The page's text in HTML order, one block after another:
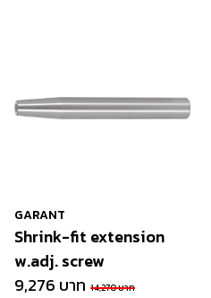
GARANT
Shrink-fit extension
w.adj. screw
9,276 บาท 14,270 บาท